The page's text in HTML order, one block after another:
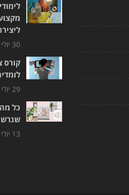
30 יולי 2026
קורס
29 יולי 2026
כל
13 יולי 2026